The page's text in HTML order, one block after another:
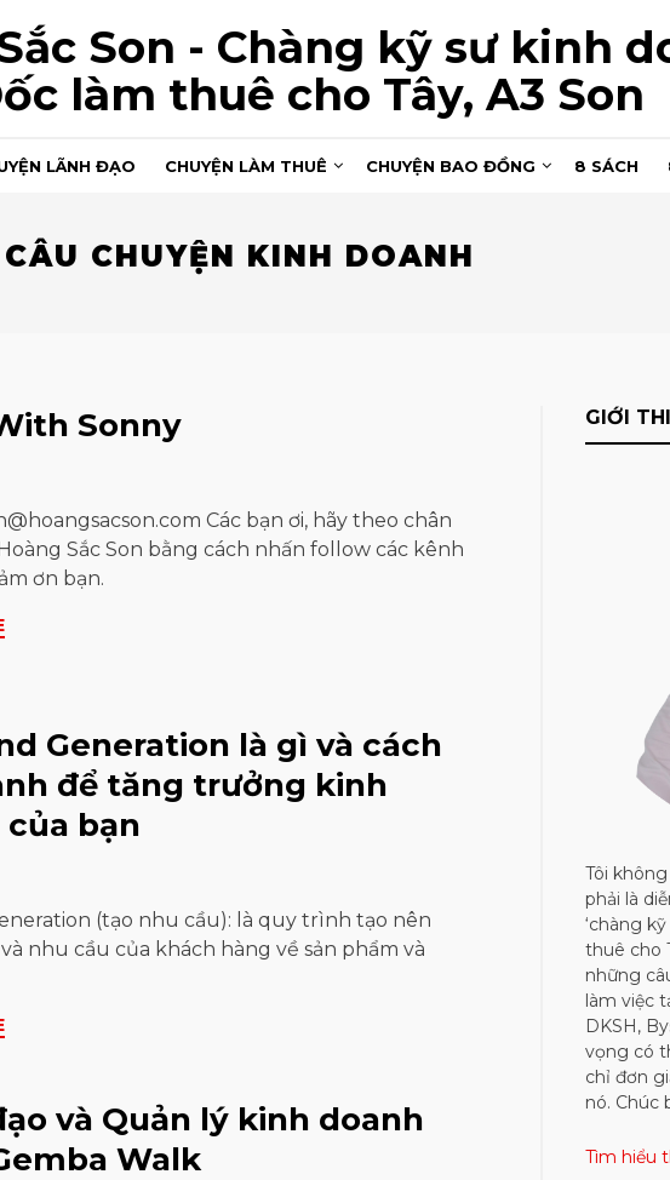
Son - Chàng kỹ sư kinh
làm thuê cho Tây, A3 Son
LÃNH ĐẠO CHUYỆN LÀM THUÊ CHUYỆN BAO ĐỒNG 8 SÁCH
CÂU CHUYỆN KINH DOANH
Sonny
Các bạn ơi, hãy theo chân
Sắc Son bằng cách nhấn follow các kênh
ơn bạn.
Generation là gì và cách
để tăng trưởng kinh
bạn
(tạo nhu cầu): là quy trình tạo nên
nhu cầu của khách hàng về sản phẩm và
và Quản lý kinh doanh
Walk
GIỚI
Tôi
phải là
‘chàng
thuê cho
những
làm việc
DKSH,
vọng có
chỉ đơn
nó. Chúc
Tìm hiểu